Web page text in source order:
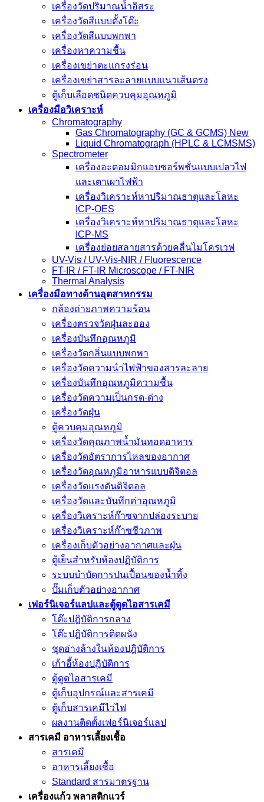
เครื่องวัดปริมาณน้ำอิสระ
เครื่องวัดสีแบบตั้งโต๊ะ
เครื่องวัดสีแบบพกพา
เครื่องหาความชื้น
เครื่องเขย่าตะแกรงร่อน
เครื่องเขย่าสารละลายแบบแนวเส้นตรง
ตู้เก็บเลือดชนิดควบคุมอุณหภูมิ
เครื่องมือวิเคราะห์
Chromatography
Gas Chromatography (GC & GCMS) New
Liquid Chromatograph (HPLC & LCMSMS)
Spectrometer
เครื่องอะตอมมิกแอบซอร์พชั่นแบบเปลวไฟ
และเตาเผาไฟฟ้า
เครื่องวิเคราะห์หาปริมาณธาตุและโลหะ
ICP-OES
เครื่องวิเคราะห์หาปริมาณธาตุและโลหะ
ICP-MS
เครื่องย่อยสลายสารด้วยคลื่นไมโครเวฟ
UV-Vis / UV-Vis-NIR / Fluorescence
FT-IR / FT-IR Microscope / FT-NIR
Thermal Analysis
เครื่องมือทางด้านอุตสาหกรรม
กล้องถ่ายภาพความร้อน
เครื่องตรวจวัดฝุ่นละออง
เครื่องบันทึกอุณหภูมิ
เครื่องวัดกลิ่นแบบพกพา
เครื่องวัดความนําไฟฟ้าของสารละลาย
เครื่องบันทึกอุณหภูมิความชื้น
เครื่องวัดความเป็นกรด-ด่าง
เครื่องวัดฝุ่น
ตู้ควบคุมอุณหภูมิ
เครื่องวัดคุณภาพน้ำมันทอดอาหาร
เครื่องวัดอัตราการไหลของอากาศ
เครื่องวัดอุณหภูมิอาหารแบบดิจิตอล
เครื่องวัดแรงดันดิจิตอล
เครื่องวัดและบันทึกค่าอุณหภูมิ
เครื่องวิเคราะห์ก๊าซจากปล่องระบาย
เครื่องวิเคราะห์ก๊าซชีวภาพ
เครื่องเก็บตัวอย่างอากาศเเละฝุ่น
ตู้เย็นสำหรับห้องปฏิบัติการ
ระบบบำบัดการปนเปื้อนของน้ำทิ้ง
ปั๊มเก็บตัวอย่างอากาศ
เฟอร์นิเจอร์แลปและตู้ดูดไอสารเคมี
โต๊ะปฎิบัติการกลาง
โต๊ะปฎิบัติการติดผนัง
ชุดอ่างล้างในห้องปฎิบัติการ
เก้าอี้ห้องปฎิบัติการ
ตู้ดูดไอสารเคมี
ตู้เก็บอุปกรณ์เเละสารเคมี
ตู้เก็บสารเคมีไวไฟ
ผลงานติดตั้งเฟอร์นิเจอร์เเลป
สารเคมี อาหารเลี้ยงเชื้อ
สารเคมี
อาหารเลี้ยงเชื้อ
Standard สารมาตรฐาน
เครื่องเเก้ว พลาสติกแวร์